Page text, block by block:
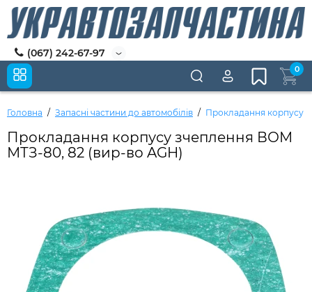
(067) 242-67-97
0
Головна Запасні частини до автомобілів Прокладання корпусу
Прокладання корпусу зчеплення ВОМ
МТЗ-80, 82 (вир-во AGH)